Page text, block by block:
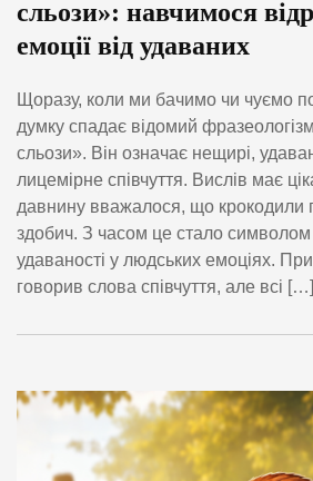
сльози»: навчимося
емоції від удаваних
Щоразу, коли ми бачимо чи чуємо
думку спадає відомий
сльози». Він означає нещирі,
лицемірне співчуття. Вислів має
давнину вважалося, що крокодили
здобич. З часом це стало
удаваності у людських емоціях.
говорив слова співчуття, але всі […]